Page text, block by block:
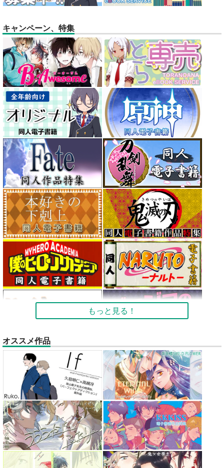
キャンペーン、特集
もっと見る！
オススメ作品